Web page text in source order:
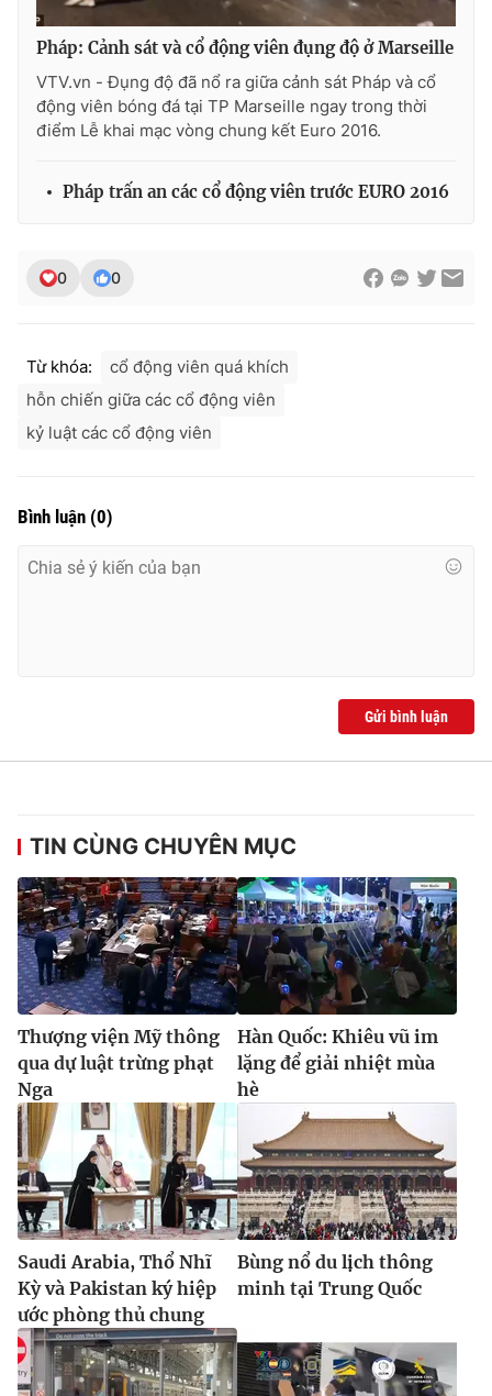
THỜI BÁO VTV
Cơ quan chủ quản:
cấp ngày 29/12/2023
Tổng Biên tập:Vũ Thanh Thủy
Phó Tổng Biên tập:
Nguyễn Trọng Ninh
Liên hệ quảng cáo:024-7300.7108
® Cấm sao chép dưới mọi hình thức nếu không có sự chấp
thuận bằng văn bản. Ghi rõ nguồn VTV.vn khi phát hành lại
thông tin từ website này.
Pháp: Cảnh sát và cổ động viên đụng độ ở Marseille
VTV.vn - Đụng độ đã nổ ra giữa cảnh sát Pháp và cổ
động viên bóng đá tại TP Marseille ngay trong thời
điểm Lễ khai mạc vòng chung kết Euro 2016.
Pháp trấn an các cổ động viên trước EURO 2016
0 0
Từ khóa:
cổ động viên quá khích
hỗn chiến giữa các cổ động viên
kỷ luật các cổ động viên
Bình luận (0)
Gửi bình luận
TIN CÙNG CHUYÊN MỤC
Thượng viện Mỹ thông
qua dự luật trừng phạt
Nga
Hàn Quốc: Khiêu vũ im
lặng để giải nhiệt mùa
hè
Saudi Arabia, Thổ Nhĩ
Kỳ và Pakistan ký hiệp
ước phòng thủ chung
Bùng nổ du lịch thông
minh tại Trung Quốc